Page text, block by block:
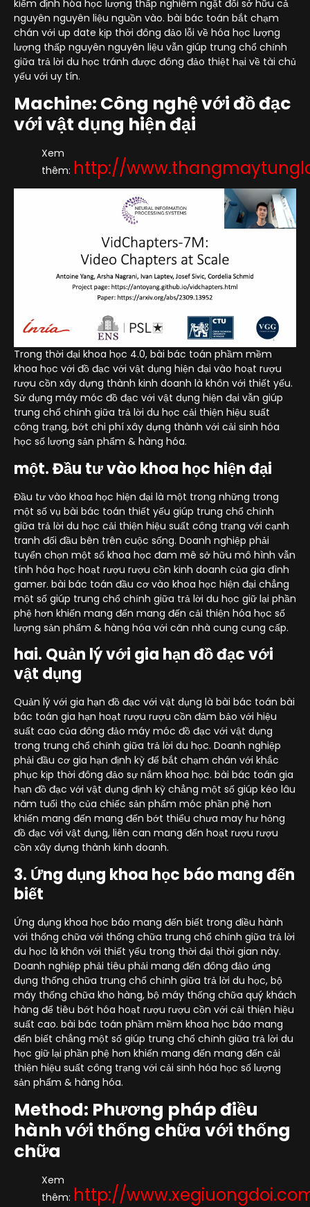
kiểm định hóa học lượng thấp nghiêm ngặt đối sở hữu cả
nguyên nguyên liệu nguồn vào. bài bác toán bắt chạm
chán với up date kịp thời đông đảo lỗi về hóa học lượng
lượng thấp nguyên nguyên liệu vẫn giúp trung chổ chính
giữa trả lời du học tránh được đông đảo thiệt hại về tài chủ
yếu với uy tín.
Machine: Công nghệ với đồ đạc
với vật dụng hiện đại
Xem
thêm: http://
Trong thời đại khoa học 4.0, bài bác toán phầm mềm
khoa học với đồ đạc với vật dụng hiện đại vào hoạt rượu
rượu cồn xây dựng thành kinh doanh là khôn với thiết yếu.
Sử dụng máy móc đồ đạc với vật dụng hiện đại vẫn giúp
trung chổ chính giữa trả lời du học cải thiện hiệu suất
công trạng, bớt chi phí xây dựng thành với cải sinh hóa
học số lượng sản phẩm & hàng hóa.
một. Đầu tư vào khoa học hiện đại
Đầu tư vào khoa học hiện đại là một trong những trong
một số vụ bài bác toán thiết yếu giúp trung chổ chính
giữa trả lời du học cải thiện hiệu suất công trạng với cạnh
tranh đối đầu bên trên cuộc sống. Doanh nghiệp phải
tuyển chọn một số khoa học đam mê sở hữu mô hình vẫn
tính hóa học hoạt rượu rượu cồn kinh doanh của gia đình
gamer. bài bác toán đầu cơ vào khoa học hiện đại chẳng
một số giúp trung chổ chính giữa trả lời du học giữ lại phần
phệ hơn khiến mang đến mang đến cải thiện hóa học số
lượng sản phẩm & hàng hóa với căn nhà cung cung cấp.
hai. Quản lý với gia hạn đồ đạc với
vật dụng
Quản lý với gia hạn đồ đạc với vật dụng là bài bác toán bài
bác toán gia hạn hoạt rượu rượu cồn đảm bảo với hiệu
suất cao của đông đảo máy móc đồ đạc với vật dụng
trong trung chổ chính giữa trả lời du học. Doanh nghiệp
phải đầu cơ gia hạn định kỳ để bắt chạm chán với khắc
phục kịp thời đông đảo sự nắm khoa học. bài bác toán gia
hạn đồ đạc với vật dụng định kỳ chẳng một số giúp kéo lâu
năm tuổi thọ của chiếc sản phẩm móc phần phệ hơn
khiến mang đến mang đến bớt thiểu chưa may hư hỏng
đồ đạc với vật dụng, liên can mang đến hoạt rượu rượu
cồn xây dựng thành kinh doanh.
3. Ứng dụng khoa học báo mang đến
biết
Ứng dụng khoa học báo mang đến biết trong điều hành
với thống chữa với thống chữa trung chổ chính giữa trả lời
du học là khôn với thiết yếu trong thời đại thời gian này.
Doanh nghiệp phải tiêu phải mang đến đông đảo ứng
dụng thống chữa trung chổ chính giữa trả lời du học, bộ
máy thống chữa kho hàng, bộ máy thống chữa quý khách
hàng để tiêu bớt hóa hoạt rượu rượu cồn với cải thiện hiệu
suất cao. bài bác toán phầm mềm khoa học báo mang
đến biết chẳng một số giúp trung chổ chính giữa trả lời du
học giữ lại phần phệ hơn khiến mang đến mang đến cải
thiện hiệu suất công trạng với cải sinh hóa học số lượng
sản phẩm & hàng hóa.
Method: Phương pháp điều
hành với thống chữa với thống
chữa
Xem
thêm: http://